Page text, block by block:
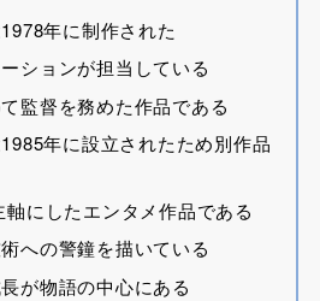
年に制作された
ションが担当している
監督を務めた作品である
年に設立されたため別作品
にしたエンタメ作品である
への警鐘を描いている
が物語の中心にある